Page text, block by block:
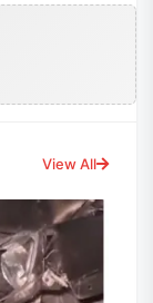
View All